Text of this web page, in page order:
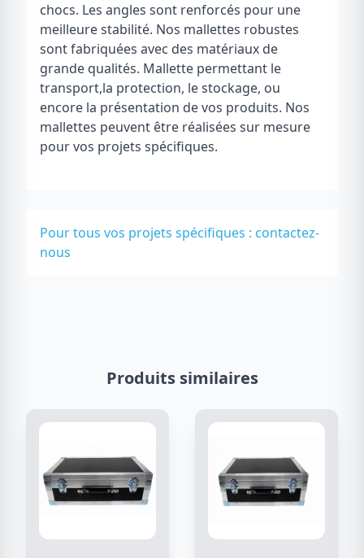
chocs. Les angles sont renforcés pour une
meilleure stabilité. Nos mallettes robustes
sont fabriquées avec des matériaux de
grande qualités. Mallette permettant le
transport,la protection, le stockage, ou
encore la présentation de vos produits. Nos
mallettes peuvent être réalisées sur mesure
pour vos projets spécifiques.
Pour tous vos projets spécifiques : contactez-
nous
Produits similaires